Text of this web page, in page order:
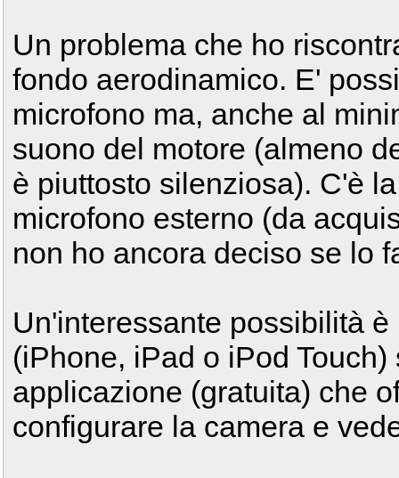
Un problema che ho
fondo aerodinamico. E'
microfono ma, anche al
suono del motore (almeno
è piuttosto silenziosa). C'è
microfono esterno (da
non ho ancora deciso se lo
Un'interessante possibilità
(iPhone, iPad o iPod
applicazione (gratuita) che
configurare la camera e